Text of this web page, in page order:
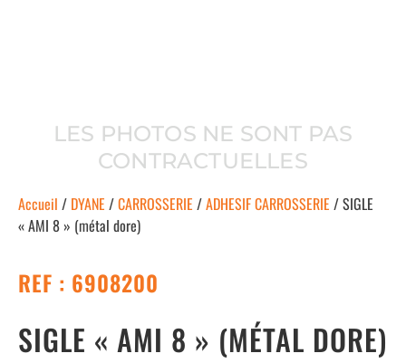
LES PHOTOS NE SONT PAS
CONTRACTUELLES
Accueil / DYANE /CARROSSERIE /ADHESIF CARROSSERIE / SIGLE
« AMI 8 » (métal dore)
REF : 6908200
SIGLE « AMI 8 » (MÉTAL DORE)